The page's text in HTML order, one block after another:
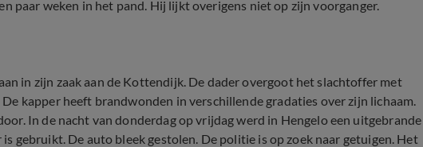
paar weken in het pand. Hij lijkt overigens niet op zijn voorganger.
in zijn zaak aan de Kottendijk. De dader overgoot het slachtoffer met
kapper heeft brandwonden in verschillende gradaties over zijn lichaam.
In de nacht van donderdag op vrijdag werd in Hengelo een uitgebrande
gebruikt. De auto bleek gestolen. De politie is op zoek naar getuigen. Het